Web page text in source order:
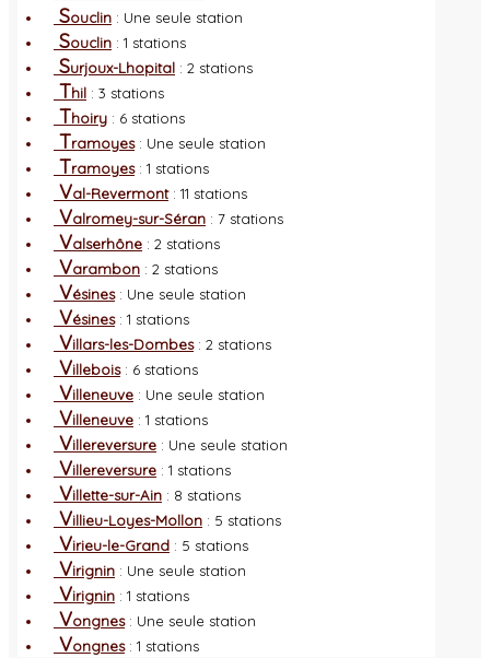
Souclin : Une seule station
Souclin : 1 stations
Surjoux-Lhopital : 2 stations
Thil : 3 stations
Thoiry : 6 stations
Tramoyes: Une seule station
Tramoyes: 1 stations
Val-Revermont: 11 stations
Valromey-sur-Séran : 7 stations
Valserhône : 2 stations
Varambon : 2 stations
Vésines: Une seule station
Vésines: 1 stations
Villars-les-Dombes: 2 stations
Villebois: 6 stations
Villeneuve : Une seule station
Villeneuve : 1 stations
Villereversure : Une seule station
Villereversure : 1 stations
Villette-sur-Ain : 8 stations
Villieu-Loyes-Mollon : 5 stations
Virieu-le-Grand : 5 stations
Virignin : Une seule station
Virignin : 1 stations
Vongnes: Une seule station
Vongnes: 1 stations